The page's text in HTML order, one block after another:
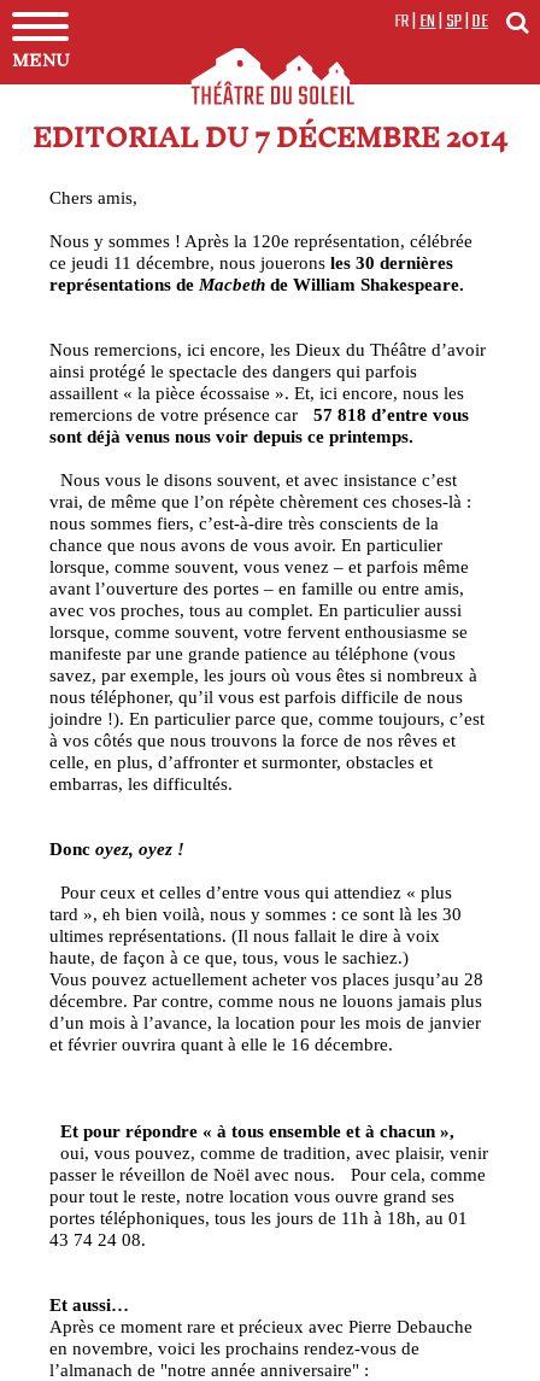
MENU
FR|EN|SP|DE
EDITORIAL DU 7 DÉCEMBRE 2014
Chers amis,
Nous y sommes ! Après la 120e représentation, célébrée
ce jeudi 11 décembre, nous joueronsles 30 dernières
représentations de Macbeth de William Shakespeare.
Nous remercions, ici encore, les Dieux du Théâtre d’avoir
ainsi protégé le spectacle des dangers qui parfois
assaillent « la pièce écossaise ». Et, ici encore, nous les
remercions de votre présence car57 818 d’entre vous
sont déjà venus nous voir depuis ce printemps.
Nous vous le disons souvent, et avec insistance c’est
vrai, de même que l’on répète chèrement ces choses-là :
nous sommes fiers, c’est-à-dire très conscients de la
chance que nous avons de vous avoir. En particulier
lorsque, comme souvent, vous venez – et parfois même
avant l’ouverture des portes – en famille ou entre amis,
avec vos proches, tous au complet. En particulier aussi
lorsque, comme souvent, votre fervent enthousiasme se
manifeste par une grande patience au téléphone (vous
savez, par exemple, les jours où vous êtes si nombreux à
nous téléphoner, qu’il vous est parfois difficile de nous
joindre !). En particulier parce que, comme toujours, c’est
à vos côtés que nous trouvons la force de nos rêves et
celle, en plus, d’affronter et surmonter, obstacles et
embarras, les difficultés.
Doncoyez, oyez !
Pour ceux et celles d’entre vous qui attendiez « plus
tard », eh bien voilà, nous y sommes : ce sont là les 30
ultimes représentations. (Il nous fallait le dire à voix
haute, de façon à ce que, tous, vous le sachiez.)
Vous pouvez actuellement acheter vos places jusqu’au 28
décembre. Par contre, comme nous ne louons jamais plus
d’un mois à l’avance, la location pour les mois de janvier
et février ouvrira quant à elle le 16 décembre.
Et pour répondre « à tous ensemble et à chacun »,
oui, vous pouvez, comme de tradition, avec plaisir, venir
passer le réveillon de Noël avec nous. Pour cela, comme
pour tout le reste, notre location vous ouvre grand ses
portes téléphoniques, tous les jours de 11h à 18h, au 01
43 74 24 08.
Et aussi…
Après ce moment rare et précieux avec Pierre Debauche
en novembre, voici les prochains rendez-vous de
l’almanach de "notre année anniversaire" :